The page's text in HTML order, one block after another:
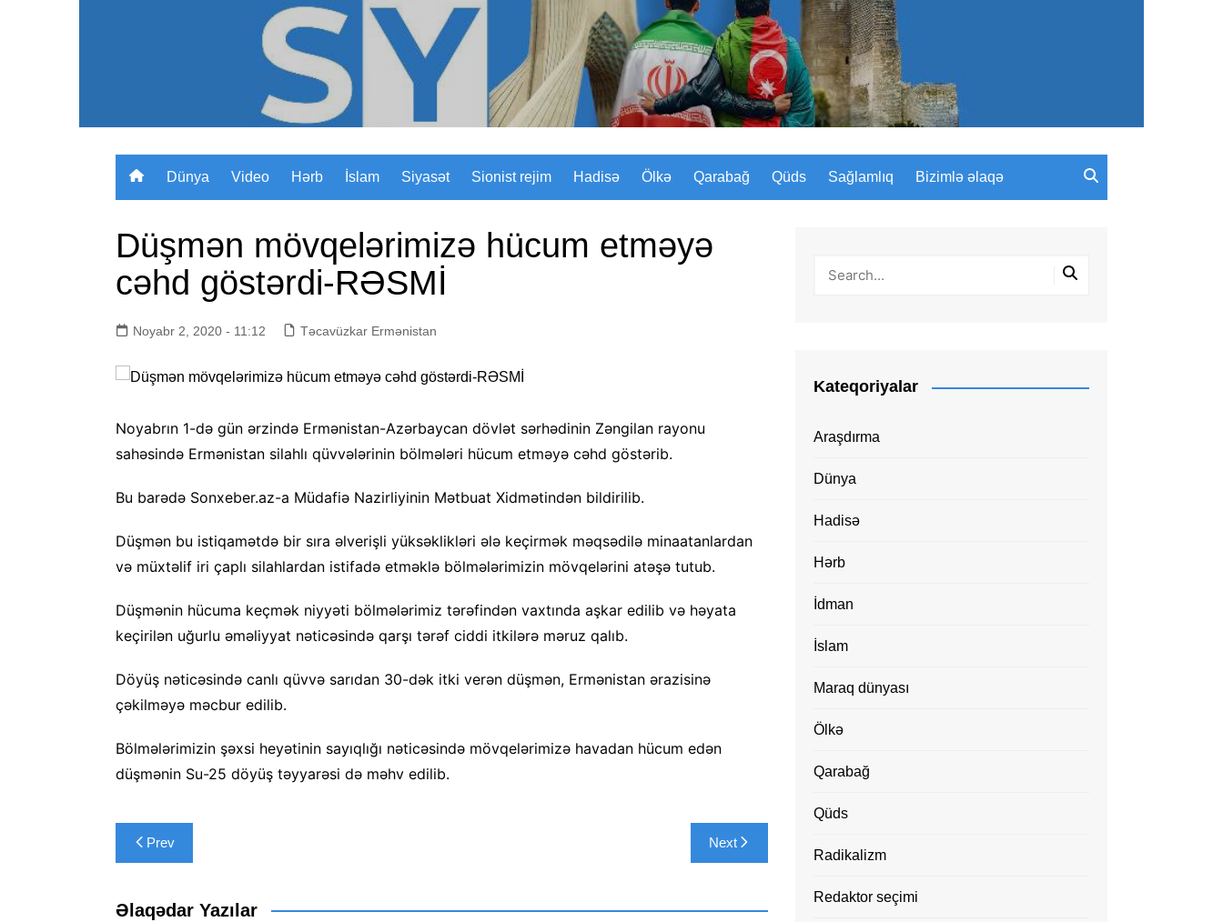
Sizinyol.org
Dünya Video Hərb İslam Siyasət Sionist rejim Hadisə Ölkə Qarabağ Qüds Sağlamlıq Bizimlə əlaqə
Düşmən mövqelərimizə hücum etməyə
cəhd göstərdi-RƏSMİ
Noyabr 2, 2020 - 11:12 Təcavüzkar Ermənistan
Noyabrın 1-də gün ərzində Ermənistan-Azərbaycan dövlət sərhədinin Zəngilan rayonu
sahəsində Ermənistan silahlı qüvvələrinin bölmələri hücum etməyə cəhd göstərib.
Bu barədə Sonxeber.az-a Müdafiə Nazirliyinin Mətbuat Xidmətindən bildirilib.
Düşmən bu istiqamətdə bir sıra əlverişli yüksəklikləri ələ keçirmək məqsədilə minaatanlardan
və müxtəlif iri çaplı silahlardan istifadə etməklə bölmələrimizin mövqelərini atəşə tutub.
Düşmənin hücuma keçmək niyyəti bölmələrimiz tərəfindən vaxtında aşkar edilib və həyata
keçirilən uğurlu əməliyyat nəticəsində qarşı tərəf ciddi itkilərə məruz qalıb.
Döyüş nəticəsində canlı qüvvə sarıdan 30-dək itki verən düşmən, Ermənistan ərazisinə
çəkilməyə məcbur edilib.
Bölmələrimizin şəxsi heyətinin sayıqlığı nəticəsində mövqelərimizə havadan hücum edən
düşmənin Su-25 döyüş təyyarəsi də məhv edilib.
Yazı
naviqasiyası
Prev Next
Əlaqədar Yazılar
Kateqoriyalar
Araşdırma
Dünya
Hadisə
Hərb
İdman
İslam
Maraq dünyası
Ölkə
Qarabağ
Qüds
Radikalizm
Redaktor seçimi